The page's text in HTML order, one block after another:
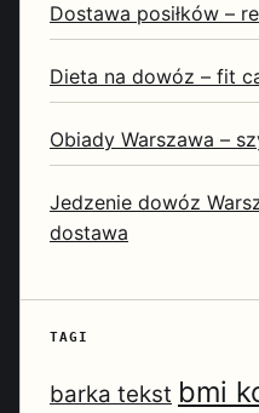
Dostawa posiłków –
Dieta na dowóz – fit
Obiady Warszawa –
Jedzenie dowóz
dostawa
TAGI
barka tekst bmi